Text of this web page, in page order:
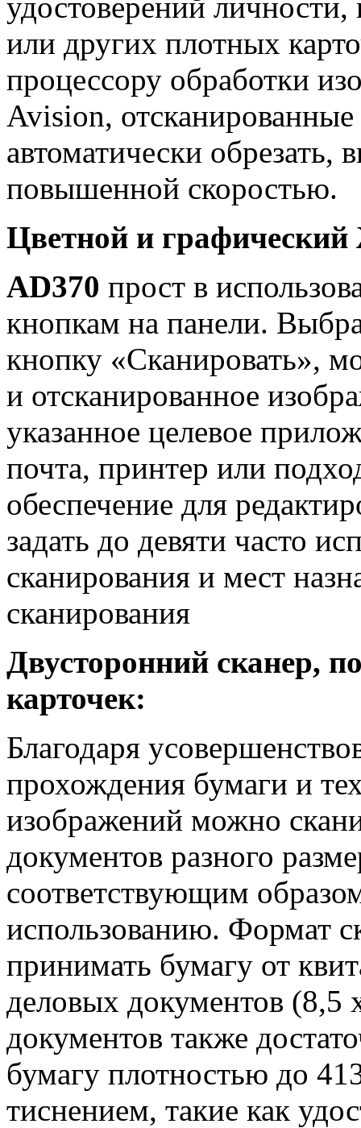
или других плотных
процессору обработки
Avision,
автоматически обрезать,
повышенной скоростью.
Цветной и
AD370 прост в
кнопкам на панели.
кнопку «Сканировать»,
и отсканированное
указанное целевое
почта, принтер или
обеспечение для
задать до девяти часто
сканирования и мест
сканирования
Двусторонний сканер,
карточек:
Благодаря
прохождения бумаги и
изображений можно
документов разного
соответствующим
использованию. Формат
принимать бумагу от
деловых документов
документов также
бумагу плотностью до
тиснением, такие как